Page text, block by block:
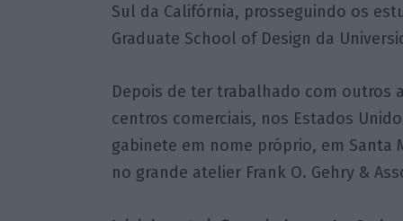
Sul da Califórnia, prosseguindo os
Graduate School of Design da
Depois de ter trabalhado com outros
centros comerciais, nos Estados
gabinete em nome próprio, em Santa
no grande atelier Frank O. Gehry &